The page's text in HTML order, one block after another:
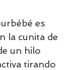
es
la cunita de
un hilo
tirando